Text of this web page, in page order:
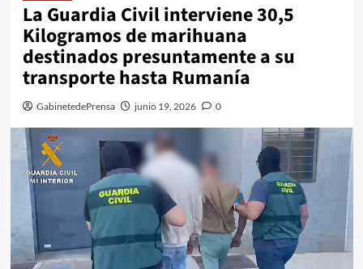
La Guardia Civil interviene 30,5
Kilogramos de marihuana
destinados presuntamente a su
transporte hasta Rumanía
GabinetedePrensa junio 19, 2026 0